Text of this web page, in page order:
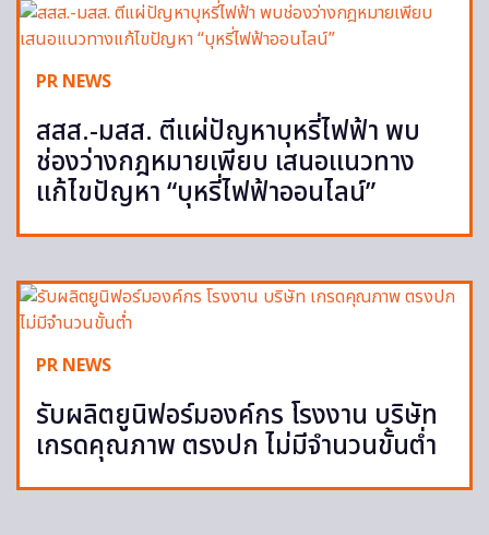
PR NEWS
สสส.-มสส. ตีแผ่ปัญหาบุหรี่ไฟฟ้า พบ
ช่องว่างกฎหมายเพียบ เสนอแนวทาง
แก้ไขปัญหา “บุหรี่ไฟฟ้าออนไลน์”
PR NEWS
รับผลิตยูนิฟอร์มองค์กร โรงงาน บริษัท
เกรดคุณภาพ ตรงปก ไม่มีจำนวนขั้นต่ำ